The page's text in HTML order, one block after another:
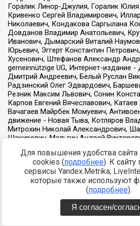
Для повышения удобства
cookies (подробнее). К
сервисы Yandex.Metrika,
которые также используют
(подробнее).
Я согласен/